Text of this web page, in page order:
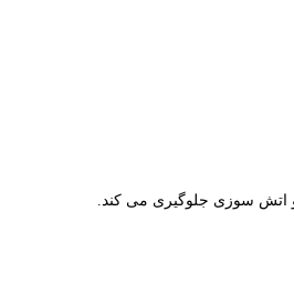
و اتش سوزی جلوگیری می کند.